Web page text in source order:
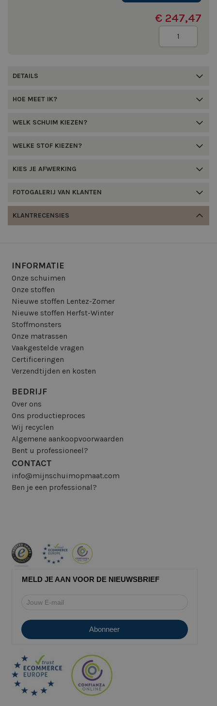
€ 247,47
DETAILS
HOE MEET IK?
WELK SCHUIM KIEZEN?
WELKE STOF KIEZEN?
KIES JE AFWERKING
FOTOGALERIJ VAN KLANTEN
KLANTRECENSIES
INFORMATIE
Onze schuimen
Onze stoffen
Nieuwe stoffen Lentez-Zomer
Nieuwe stoffen Herfst-Winter
Stoffmonsters
Onze matrassen
Vaakgestelde vragen
Certificeringen
Verzendtijden en kosten
BEDRIJF
Over ons
Ons productieproces
Wij recyclen
Algemene aankoopvoorwaarden
Bent u professioneel?
CONTACT
info@mijnschuimopmaat.com
Ben je een professional?
MELD JE AAN VOOR DE NIEUWSBRIEF